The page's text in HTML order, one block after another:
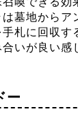
墓地からア
札に回収す
いが良い感
ー